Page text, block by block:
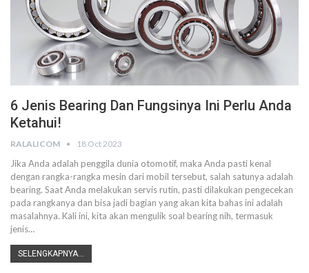
6 Jenis Bearing Dan Fungsinya Ini Perlu Anda
Ketahui!
RALALICOM 18 Oct 2023
Jika Anda adalah penggila dunia otomotif, maka Anda pasti kenal
dengan rangka-rangka mesin dari mobil tersebut, salah satunya adalah
bearing. Saat Anda melakukan servis rutin, pasti dilakukan pengecekan
pada rangkanya dan bisa jadi bagian yang akan kita bahas ini adalah
masalahnya. Kali ini, kita akan mengulik soal bearing nih, termasuk
jenis…
SELENGKAPNYA...